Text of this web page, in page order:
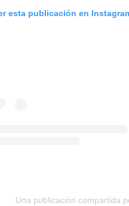
esta publicación en
Una publicación compartida